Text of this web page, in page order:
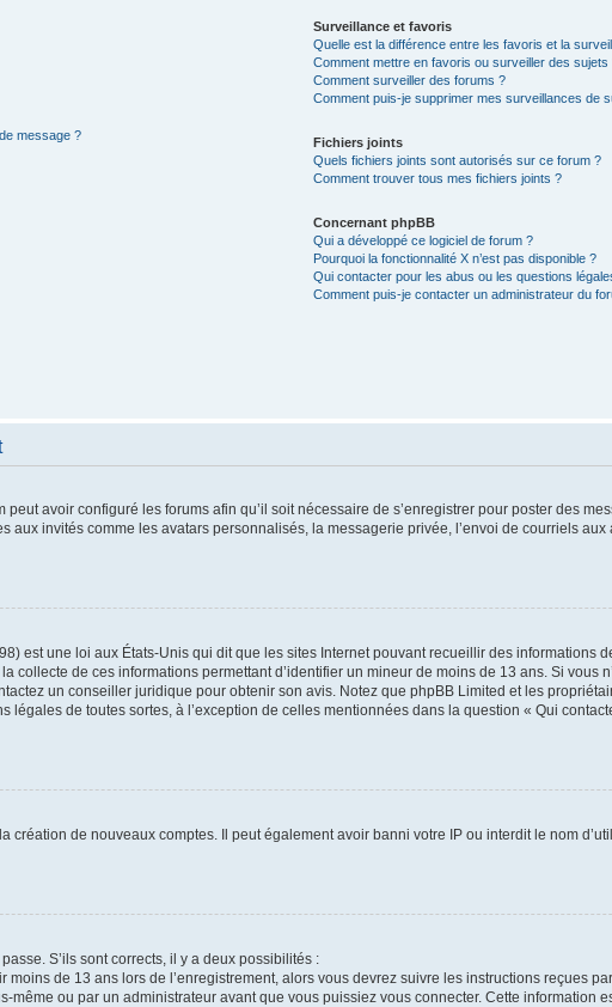
message ?
Surveillance et favoris
Quelle est la différence entre les favoris et la
Comment mettre en favoris ou surveiller des sujets
Comment surveiller des forums ?
Comment puis-je supprimer mes surveillances de
Fichiers joints
Quels fichiers joints sont autorisés sur ce forum ?
Comment trouver tous mes fichiers joints ?
Concernant phpBB
Qui a développé ce logiciel de forum ?
Pourquoi la fonctionnalité X n’est pas disponible ?
Qui contacter pour les abus ou les questions
Comment puis-je contacter un administrateur du
avoir configuré les forums afin qu’il soit nécessaire de s’enregistrer pour poster des
invités comme les avatars personnalisés, la messagerie privée, l’envoi de courriels
est une loi aux États-Unis qui dit que les sites Internet pouvant recueillir des informations
collecte de ces informations permettant d’identifier un mineur de moins de 13 ans. Si vous
un conseiller juridique pour obtenir son avis. Notez que phpBB Limited et les
légales de toutes sortes, à l’exception de celles mentionnées dans la question « Qui
création de nouveaux comptes. Il peut également avoir banni votre IP ou interdit le nom
S’ils sont corrects, il y a deux possibilités :
moins de 13 ans lors de l’enregistrement, alors vous devrez suivre les instructions reçues
ou par un administrateur avant que vous puissiez vous connecter. Cette information